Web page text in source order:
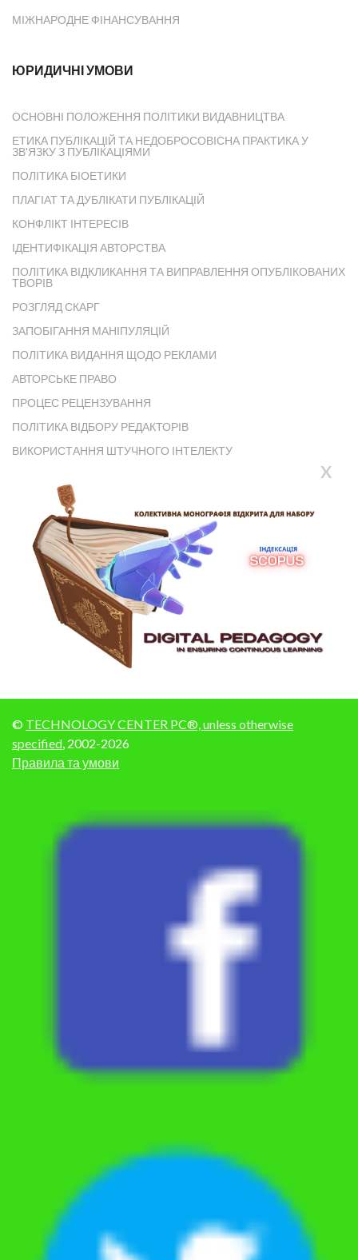
МІЖНАРОДНЕ ФІНАНСУВАННЯ
ЮРИДИЧНІ УМОВИ
ОСНОВНІ ПОЛОЖЕННЯ ПОЛІТИКИ ВИДАВНИЦТВА
ЕТИКА ПУБЛІКАЦІЙ ТА НЕДОБРОСОВІСНА ПРАКТИКА У
ЗВ'ЯЗКУ З ПУБЛІКАЦІЯМИ
ПОЛІТИКА БІОЕТИКИ
ПЛАГІАТ ТА ДУБЛІКАТИ ПУБЛІКАЦІЙ
КОНФЛІКТ ІНТЕРЕСІВ
ІДЕНТИФІКАЦІЯ АВТОРСТВА
ПОЛІТИКА ВІДКЛИКАННЯ ТА ВИПРАВЛЕННЯ ОПУБЛІКОВАНИХ
ТВОРІВ
РОЗГЛЯД СКАРГ
ЗАПОБІГАННЯ МАНІПУЛЯЦІЙ
ПОЛІТИКА ВИДАННЯ ЩОДО РЕКЛАМИ
АВТОРСЬКЕ ПРАВО
ПРОЦЕС РЕЦЕНЗУВАННЯ
ПОЛІТИКА ВІДБОРУ РЕДАКТОРІВ
ВИКОРИСТАННЯ ШТУЧНОГО ІНТЕЛЕКТУ
X
© TECHNOLOGY CENTER PC®, unless otherwise
specified, 2002-2026
Правила та умови